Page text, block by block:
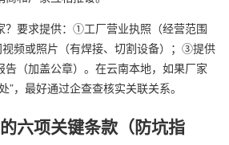
？要求提供：①工厂营业执照（经营范围
频或照片（有焊接、切割设备）；③提供
告（加盖公章）。在云南本地，如果厂家
”，最好通过企查查核实关联关系。
六项关键条款（防坑指